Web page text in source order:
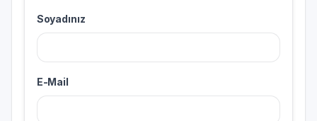
Soyadınız
E-Mail